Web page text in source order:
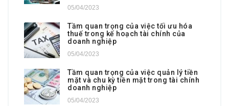
05/04/2023
Tầm quan trọng của việc tối ưu hóa
thuế trong kế hoạch tài chính của
doanh nghiệp
05/04/2023
Tầm quan trọng của việc quản lý tiền
mặt và chu kỳ tiền mặt trong tài chính
doanh nghiệp
05/04/2023